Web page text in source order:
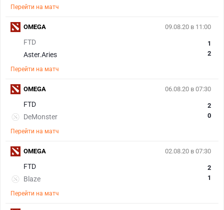
Перейти на матч
09.08.20 в 11:00
FTD
Aster.Aries
1
2
Перейти на матч
OMEGA
06.08.20 в 07:30
FTD
DeMonster
2
0
Перейти на матч
OMEGA
02.08.20 в 07:30
FTD
Blaze
2
1
Перейти на матч
OMEGA